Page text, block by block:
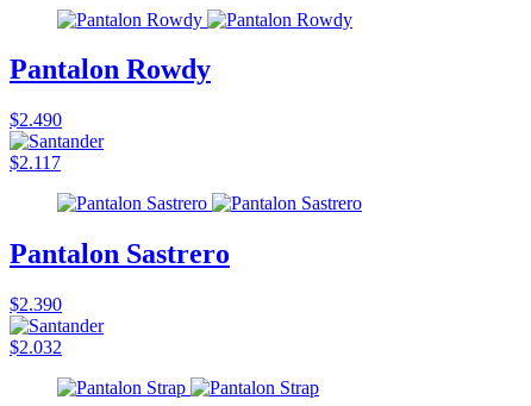
Pantalon Rowdy
$2.490
$2.117
Pantalon Sastrero
$2.390
$2.032